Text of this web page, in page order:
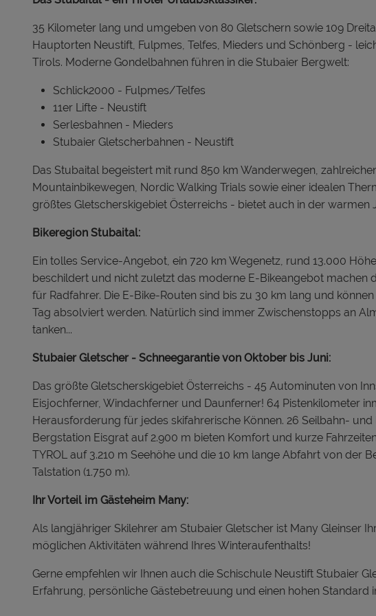
35 Kilometer lang und umgeben von 80 Gletschern sowie 109
Hauptorten Neustift, Fulpmes, Telfes, Mieders und Schönberg -
Tirols. Moderne Gondelbahnen führen in die Stubaier Bergwelt:
Schlick2000 - Fulpmes/Telfes
11er Lifte - Neustift
Serlesbahnen - Mieders
Stubaier Gletscherbahnen - Neustift
Das Stubaital begeistert mit rund 850 km Wanderwegen,
Mountainbikewegen, Nordic Walking Trials sowie einer idealen
größtes Gletscherskigebiet Österreichs - bietet auch in der warmen
Bikeregion Stubaital:
Ein tolles Service-Angebot, ein 720 km Wegenetz, rund 13.000
beschildert und nicht zuletzt das moderne E-Bikeangebot machen
für Radfahrer. Die E-Bike-Routen sind bis zu 30 km lang und
Tag absolviert werden. Natürlich sind immer Zwischenstopps an
tanken...
Stubaier Gletscher - Schneegarantie von Oktober bis Juni:
Das größte Gletscherskigebiet Österreichs - 45 Autominuten von
Eisjochferner, Windachferner und Daunferner! 64 Pistenkilometer
Herausforderung für jedes skifahrerische Können. 26 Seilbahn-
Bergstation Eisgrat auf 2.900 m bieten Komfort und kurze
TYROL auf 3.210 m Seehöhe und die 10 km lange Abfahrt von der
Talstation (1.750 m).
Ihr Vorteil im Gästeheim Many:
Als langjähriger Skilehrer am Stubaier Gletscher ist Many Gleinser
möglichen Aktivitäten während Ihres Winteraufenthalts!
Gerne empfehlen wir Ihnen auch die Schischule Neustift Stubaier
Erfahrung, persönliche Gästebetreuung und einen hohen